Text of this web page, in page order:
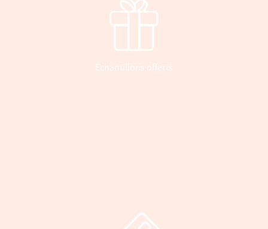
Echantillons offerts